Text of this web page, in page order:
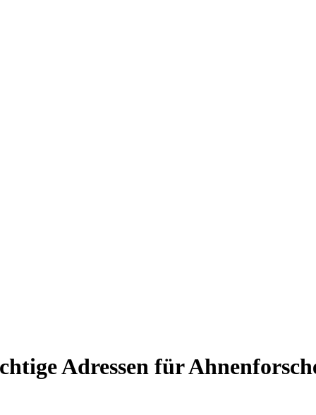
Adressen für